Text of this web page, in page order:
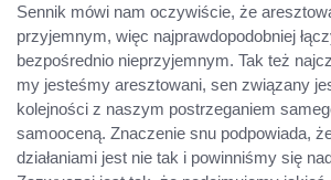
Sennik mówi nam oczywiście, że
przyjemnym, więc najprawdopodobniej
bezpośrednio nieprzyjemnym. Tak też
my jesteśmy aresztowani, sen związany
kolejności z naszym postrzeganiem
samooceną. Znaczenie snu podpowiada,
działaniami jest nie tak i powinniśmy się